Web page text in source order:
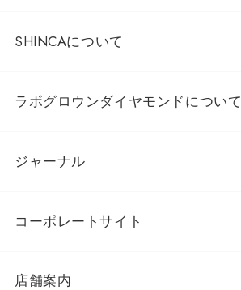
SHINCAについて
ラボグロウンダイヤモンドについて
ジャーナル
コーポレートサイト
店舗案内